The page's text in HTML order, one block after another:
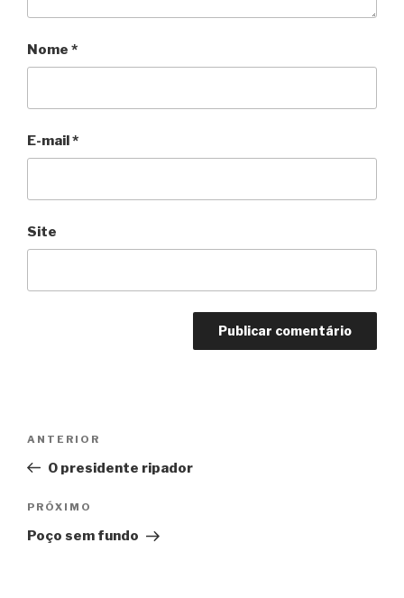
Nome *
E-mail*
Site
Post
Anterior
ANTERIOR
O presidente ripador
Próximo
PRÓXIMO
Poço sem fundo